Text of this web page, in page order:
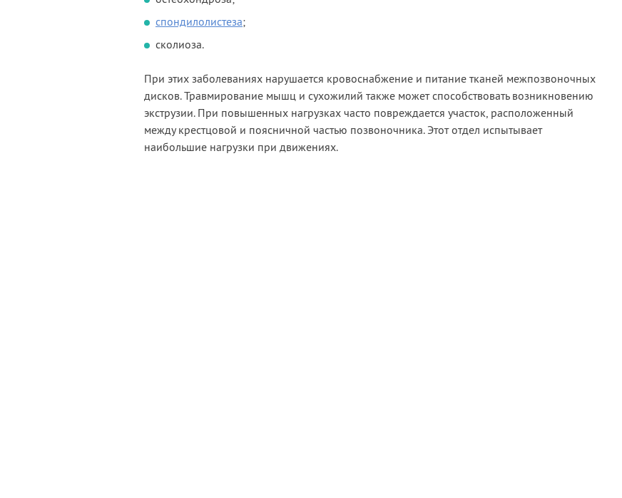
спондилолистеза;
сколиоза.
При этих заболеваниях нарушается кровоснабжение и питание тканей межпозвоночных
дисков. Травмирование мышц и сухожилий также может способствовать возникновению
экструзии. При повышенных нагрузках часто повреждается участок, расположенный
между крестцовой и поясничной частью позвоночника. Этот отдел испытывает
наибольшие нагрузки при движениях.